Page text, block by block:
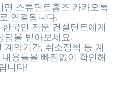
스튜던트홈즈 카카오톡
연결됩니다.
국인 전문 컨설턴트에게
담을 받아보세요.
약기간, 취소정책 등 계
용들을 빠짐없이 확인해
니다!